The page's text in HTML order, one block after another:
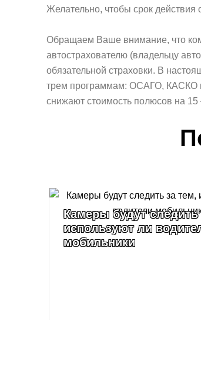
Желательно, чтобы срок действия
Обращаем Ваше внимание, что
автострахователю (владельцу
обязательной страховки. В
трем программам: ОСАГО, КАСКО
снижают стоимость полюсов на 15
Камеры будут следить
используют ли
мобильники